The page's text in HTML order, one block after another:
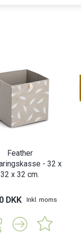
Feather
- 32 x
32 x 32 cm.
DKK Inkl. moms